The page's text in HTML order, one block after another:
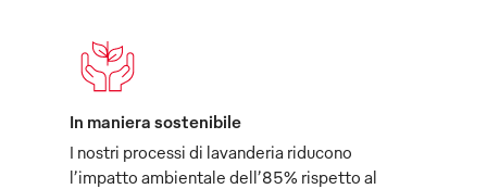
In maniera sostenibile
I nostri processi di lavanderia riducono
l’impatto ambientale dell’85% rispetto al